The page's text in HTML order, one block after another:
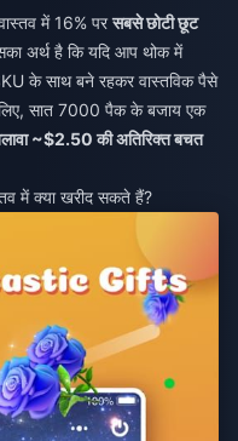
में 16% परसबसे छोटी छूट
अर्थ है कि यदि आप थोक में
के साथ बने रहकर वास्तविक पैसे
सात 7000 पैक के बजाय एक
~$2.50 की अतिरिक्त बचत
में क्या खरीद सकते हैं?